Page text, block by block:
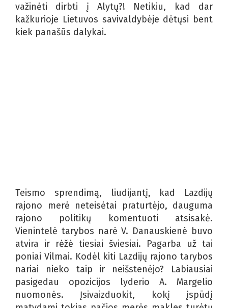
važinėti dirbti į Alytų?! Netikiu, kad dar
kažkurioje Lietuvos savivaldybėje dėtųsi bent
kiek panašūs dalykai.
Teismo sprendimą, liudijantį, kad Lazdijų
rajono merė neteisėtai praturtėjo, dauguma
rajono politikų komentuoti atsisakė.
Vienintelė tarybos narė V. Danauskienė buvo
atvira ir rėžė tiesiai šviesiai. Pagarba už tai
poniai Vilmai. Kodėl kiti Lazdijų rajono tarybos
nariai nieko taip ir neišstenėjo? Labiausiai
pasigedau opozicijos lyderio A. Margelio
nuomonės. Įsivaizduokit, kokį įspūdį